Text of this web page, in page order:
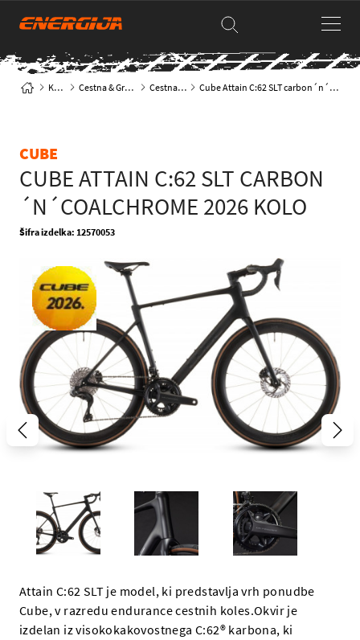
Kolesa Cestna & Gravel kolesa Cestna klasika Cube Attain C:62 SLT carbon´n´coalchrome 2026 Kolo
CUBE
CUBE ATTAIN C:62 SLT CARBON
´N´COALCHROME 2026 KOLO
Šifra izdelka: 12570053
Attain C:62 SLT je model, ki predstavlja vrh ponudbe
Cube, v razredu endurance cestnih koles.Okvir je
izdelan iz visokokakovostnega C:62® karbona, ki